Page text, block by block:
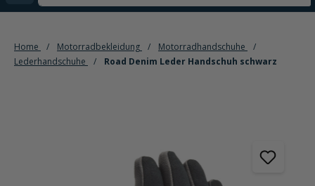
Home Motorradbekleidung
Motorradhandschuhe
Lederhandschuhe
Road Denim Leder Handschuh schwarz